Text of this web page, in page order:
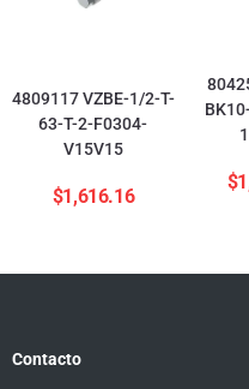
4809117 VZBE-1/2-T-
63-T-2-F0304-
V15V15
$1,616.16
$
Contacto